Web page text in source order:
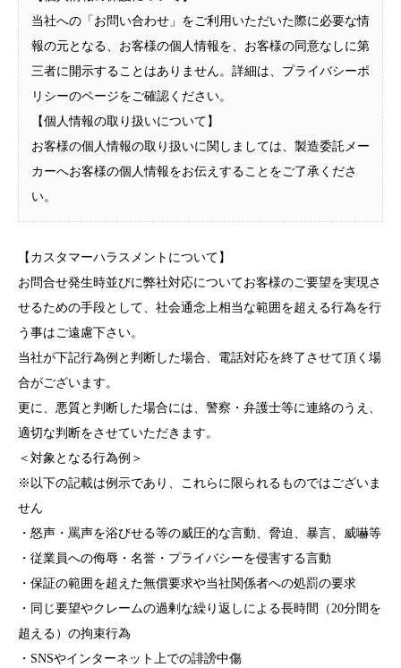
当社への「お問い合わせ」をご利用いただいた際に必要な情
報の元となる、お客様の個人情報を、お客様の同意なしに第
三者に開示することはありません。詳細は、プライバシーポ
リシーのページをご確認ください。
【個人情報の取り扱いについて】
お客様の個人情報の取り扱いに関しましては、製造委託メー
カーへお客様の個人情報をお伝えすることをご了承くださ
い。
【カスタマーハラスメントについて】
お問合せ発生時並びに弊社対応についてお客様のご要望を実現さ
せるための手段として、社会通念上相当な範囲を超える行為を行
う事はご遠慮下さい。
当社が下記行為例と判断した場合、電話対応を終了させて頂く場
合がございます。
更に、悪質と判断した場合には、警察・弁護士等に連絡のうえ、
適切な判断をさせていただきます。
＜対象となる行為例＞
※以下の記載は例示であり、これらに限られるものではございま
せん
・怒声・罵声を浴びせる等の威圧的な言動、脅迫、暴言、威嚇等
・従業員への侮辱・名誉・プライバシーを侵害する言動
・保証の範囲を超えた無償要求や当社関係者への処罰の要求
・同じ要望やクレームの過剰な繰り返しによる長時間（20分間を
超える）の拘束行為
・SNSやインターネット上での誹謗中傷